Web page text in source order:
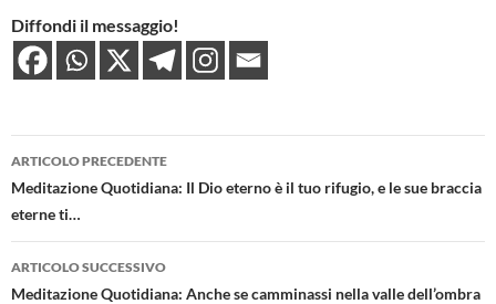
Diffondi il messaggio!
Navigazione
articolo
ARTICOLO PRECEDENTE
Meditazione Quotidiana: Il Dio eterno è il tuo rifugio, e le sue braccia
eterne ti…
ARTICOLO SUCCESSIVO
Meditazione Quotidiana: Anche se camminassi nella valle dell’ombra